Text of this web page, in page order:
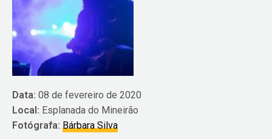
Data: 08 de fevereiro de 2020
Local: Esplanada do Mineirão
Fotógrafa: Bárbara Silva